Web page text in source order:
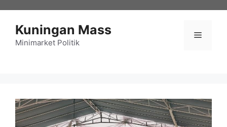
Kuningan Mass
Minimarket Politik
Menu